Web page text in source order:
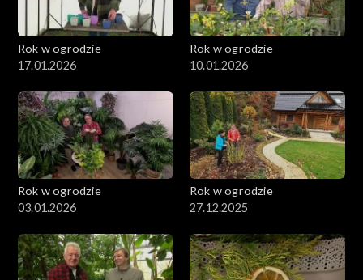
Rok w ogrodzie
17.01.2026
Rok w ogrodzie
10.01.2026
Rok w ogrodzie
03.01.2026
Rok w ogrodzie
27.12.2025